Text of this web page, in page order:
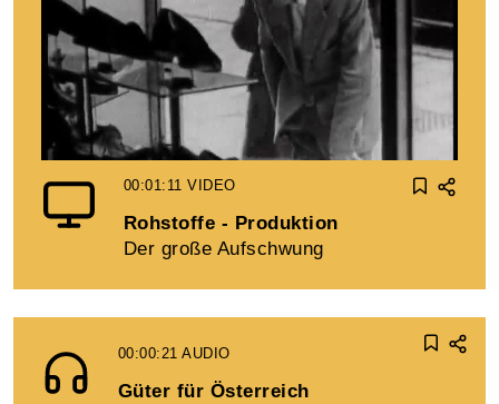
00:01:11VIDEO
Rohstoffe - Produktion
Der große Aufschwung
00:00:21AUDIO
Güter für Österreich